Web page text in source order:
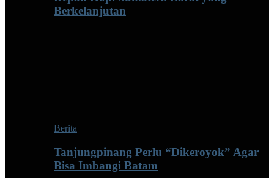
Berkelanjutan
Berita
Tanjungpinang Perlu “Dikeroyok” Agar
Bisa Imbangi Batam